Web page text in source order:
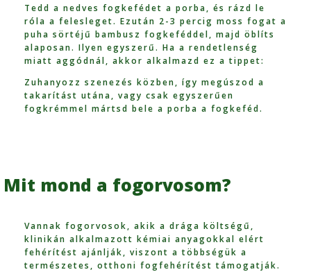
Tedd a nedves fogkefédet a porba, és rázd le
róla a felesleget. Ezután 2-3 percig moss fogat a
puha sörtéjű bambusz fogkeféddel, majd öblíts
alaposan. Ilyen egyszerű. Ha a rendetlenség
miatt aggódnál, akkor alkalmazd ez a tippet:
Zuhanyozz szenezés közben, így megúszod a
takarítást utána, vagy csak egyszerűen
fogkrémmel mártsd bele a porba a fogkeféd.
Mit mond a fogorvosom?
Vannak fogorvosok, akik a drága költségű,
klinikán alkalmazott kémiai anyagokkal elért
fehérítést ajánlják, viszont a többségük a
természetes, otthoni fogfehérítést támogatják.